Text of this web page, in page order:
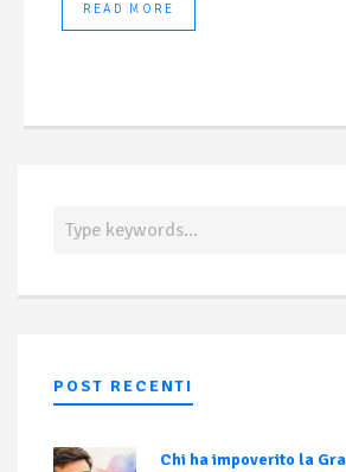
READ MORE
POST RECENTI
Chi ha impoverito la